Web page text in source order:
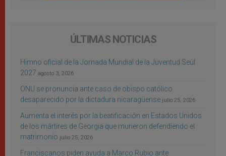
ÚLTIMAS NOTICIAS
Himno oficial de la Jornada Mundial de la Juventud Seúl
2027 agosto 3, 2026
ONU se pronuncia ante caso de obispo católico
desaparecido por la dictadura nicaragüense julio 25, 2026
Aumenta el interés por la beatificación en Estados Unidos
de los mártires de Georgia que murieron defendiendo el
matrimonio julio 25, 2026
Franciscanos piden ayuda a Marco Rubio ante